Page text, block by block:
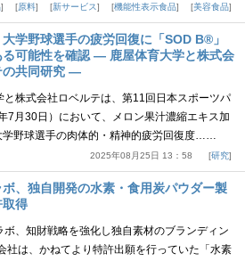
原料 新サービス 機能性表示食品 美容食品
学野球選手の疲労回復に「SOD B®」
る可能性を確認 ― 鹿屋体育大学と株式会
の共同研究 ―
と株式会社ロベルテは、第11回日本スポーツパ
7月30日）において、メロン果汁濃縮エキス加
野球選手の肉体的・精神的疲労回復度……
2025年08月25日 13：58 研究
、独自開発の水素・食用炭パウダー製
取得
ボ、知財戦略を強化し独自素材のブランディン
社は、かねてより特許出願を行っていた「水素